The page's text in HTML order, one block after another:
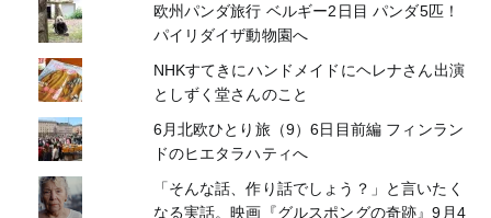
欧州パンダ旅行 ベルギー2日目 パンダ5匹！
パイリダイザ動物園へ
NHKすてきにハンドメイドにヘレナさん出演
としずく堂さんのこと
6月北欧ひとり旅（9）6日目前編 フィンラン
ドのヒエタラハティへ
「そんな話、作り話でしょう？」と言いたく
なる実話。映画『グルスポングの奇跡』9月4